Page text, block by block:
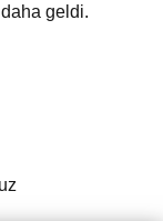
daha geldi.